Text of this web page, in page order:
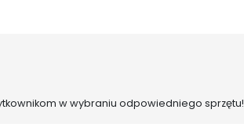
w wybraniu odpowiedniego sprzętu!